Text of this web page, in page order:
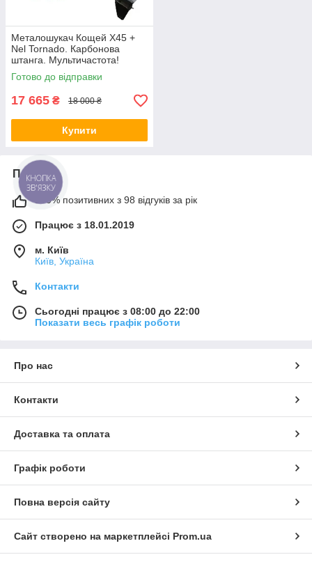
Металошукач Кощей Х45 +
Nel Tornado. Карбонова
штанга. Мультичастота!
Офіційна гарантія
Готово до відправки
17 665 ₴ 18 000 ₴
Купити
Про нас
100% позитивних з 98 відгуків за рік
Працює з 18.01.2019
м. Київ
Київ, Україна
Контакти
Сьогодні працює з 08:00 до 22:00
Показати весь графік роботи
Про нас
Контакти
Доставка та оплата
Графік роботи
Повна версія сайту
Сайт створено на маркетплейсі Prom.ua
КНОПКА
ЗВ'ЯЗКУ